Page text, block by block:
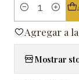
Cantidad
Agregar a
Mostrar